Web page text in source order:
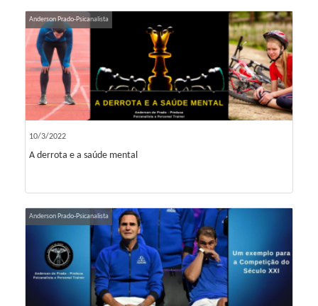
Anderson Prado-Psicanalista
10/3/2022
A derrota e a saúde mental
Anderson Prado-Psicanalista